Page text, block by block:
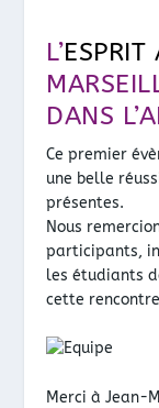
L’ESPRIT
DANS
Ce premier
une belle
présentes.
Nous
participants,
les étudiants
cette
Merci à Jean-